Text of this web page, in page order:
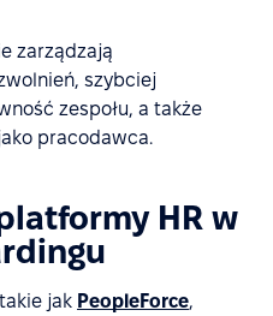
zarządzają
szybciej
zespołu, a także
pracodawca.
HR w
jak PeopleForce,